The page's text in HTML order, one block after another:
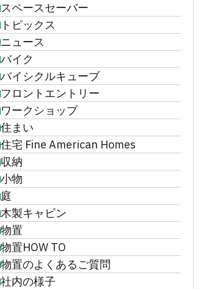
スペースセーバー
トピックス
ニュース
バイク
バイシクルキューブ
フロントエントリー
ワークショップ
住まい
住宅 Fine American Homes
収納
小物
庭
木製キャビン
物置
物置HOW TO
物置のよくあるご質問
社内の様子